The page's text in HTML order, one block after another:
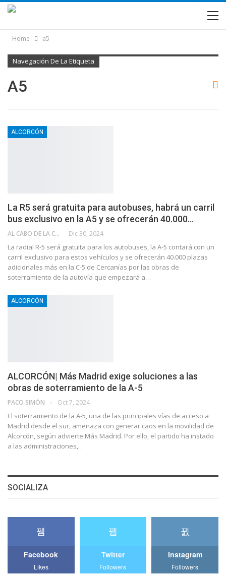
Home a5
Navegación De La Etiqueta
A5
ALCORCÓN
La R5 será gratuita para autobuses, habrá un carril
bus exclusivo en la A5 y se ofrecerán 40.000…
AL CABO DE LA CALLE Dic 30, 2024
La radial R-5 será gratuita para los autobuses, la A-5 contará con un
carril exclusivo para estos vehículos y se ofrecerán 40.000 plazas
adicionales más en la C-5 de Cercanías por las obras de
soterramiento de la autovía que empezará a…
ALCORCÓN
ALCORCÓN| Más Madrid exige soluciones a las
obras de soterramiento de la A-5
PACO SIMÓN Oct 7, 2024
El soterramiento de la A-5, una de las principales vías de acceso a
Madrid desde el sur, amenaza con generar caos en la movilidad de
Alcorcón, según advierte Más Madrid. Por ello, el partido ha instado
a las administraciones,…
SOCIALIZA
Facebook
Likes
Twitter
Followers
Instagram
Followers